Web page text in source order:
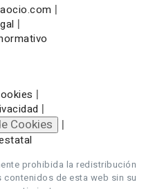
|
|
|
|
Cookies |
prohibida la redistribución
de esta web sin su